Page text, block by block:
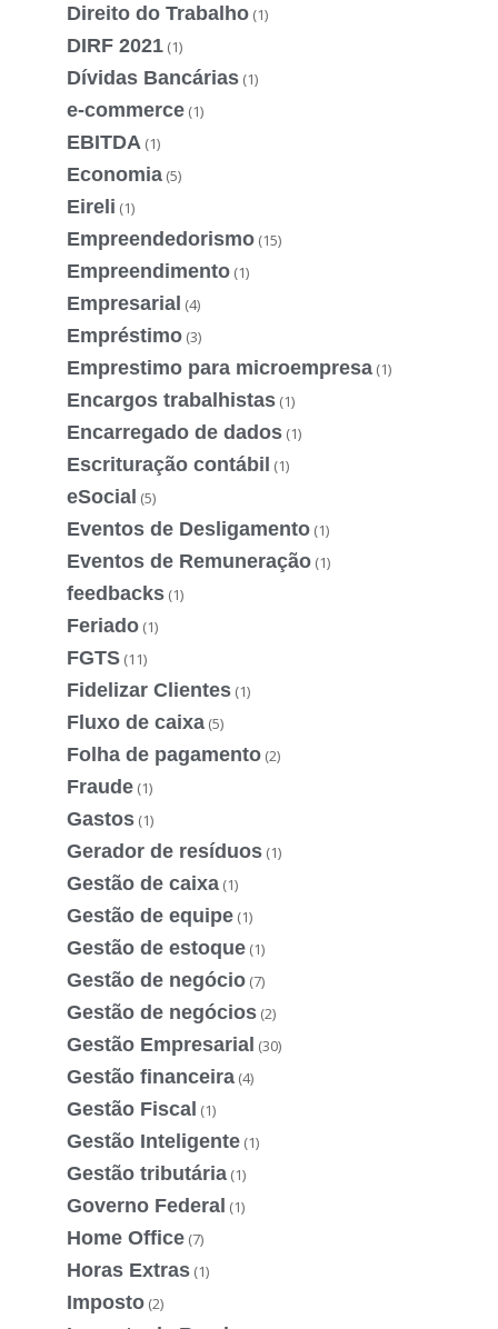
Direito do Trabalho (1)
DIRF 2021 (1)
Dívidas Bancárias (1)
e-commerce (1)
EBITDA (1)
Economia (5)
Eireli (1)
Empreendedorismo (15)
Empreendimento (1)
Empresarial (4)
Empréstimo (3)
Emprestimo para microempresa (1)
Encargos trabalhistas (1)
Encarregado de dados (1)
Escrituração contábil (1)
eSocial (5)
Eventos de Desligamento (1)
Eventos de Remuneração (1)
feedbacks (1)
Feriado (1)
FGTS (11)
Fidelizar Clientes (1)
Fluxo de caixa (5)
Folha de pagamento (2)
Fraude (1)
Gastos (1)
Gerador de resíduos (1)
Gestão de caixa (1)
Gestão de equipe (1)
Gestão de estoque (1)
Gestão de negócio (7)
Gestão de negócios (2)
Gestão Empresarial (30)
Gestão financeira (4)
Gestão Fiscal (1)
Gestão Inteligente (1)
Gestão tributária (1)
Governo Federal (1)
Home Office (7)
Horas Extras (1)
Imposto (2)